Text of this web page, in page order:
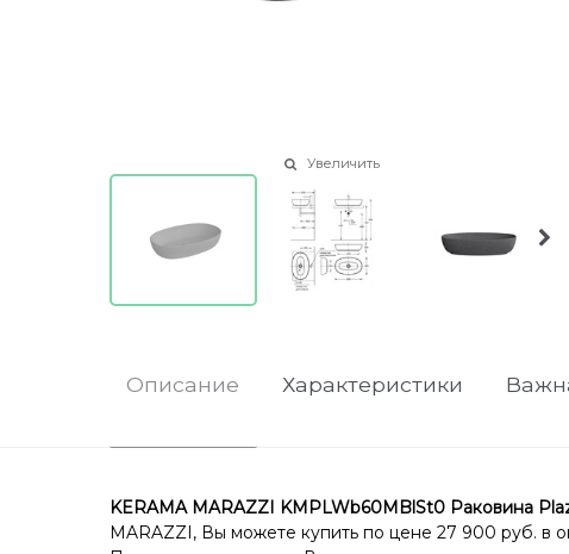
Увеличить
Описание Характеристики
KERAMA MARAZZI KMPLWb60MBlSt0 Раковина
MARAZZI, Вы можете купить по цене 27 900 руб. в